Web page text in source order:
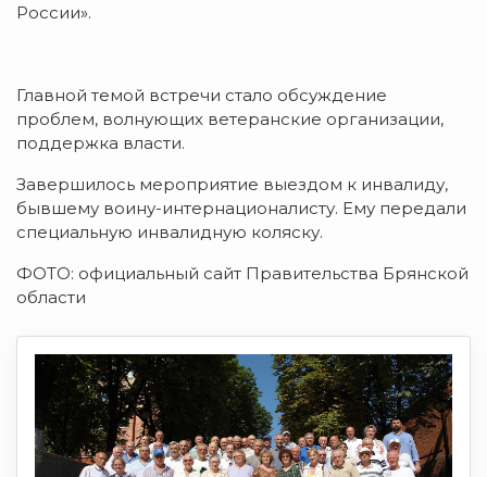
России».
Главной темой встречи стало обсуждение
проблем, волнующих ветеранские организации,
поддержка власти.
Завершилось мероприятие выездом к инвалиду,
бывшему воину-интернационалисту. Ему передали
специальную инвалидную коляску.
ФОТО: официальный сайт Правительства Брянской
области